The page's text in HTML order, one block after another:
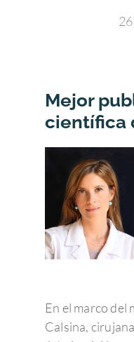
Mejor
científica
En el marco del
Calsina,